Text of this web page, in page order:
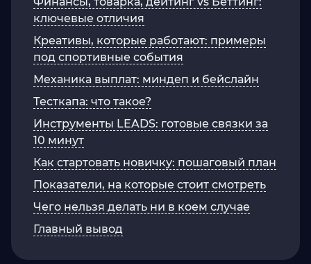
ключевые отличия
Креативы, которые работают: примеры
под спортивные события
Механика выплат: миндеп и бейслайн
Тесткапа: что такое?
Инструменты LEADS: готовые связки за
10 минут
Как стартовать новичку: пошаговый план
Показатели, на которые стоит смотреть
Чего нельзя делать ни в коем случае
Главный вывод